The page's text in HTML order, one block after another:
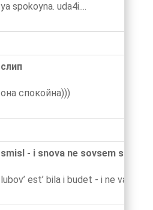
ya spokoyna. uda4i....
слип
она спокойна)))
smisl - i snova ne sovsem
lubov’ est’ bila i budet - i ne